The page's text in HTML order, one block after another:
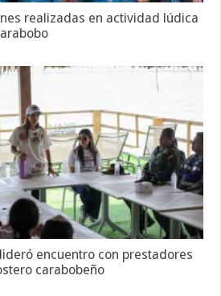
realizadas en actividad lúdica
encuentro con prestadores
carabobeño